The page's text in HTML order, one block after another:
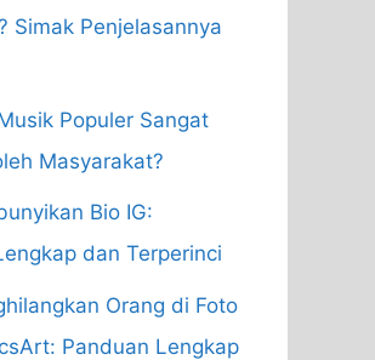
Simak Penjelasannya
Populer Sangat
Masyarakat?
Bio IG:
dan Terperinci
Orang di Foto
Panduan Lengkap